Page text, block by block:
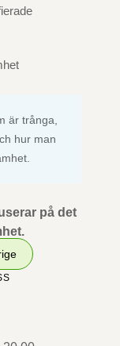
är trånga,
hur man
på det